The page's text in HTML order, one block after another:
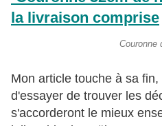
la livraison comprise
Couronne
Mon article touche à sa
d'essayer de trouver les
s'accorderont le mieux